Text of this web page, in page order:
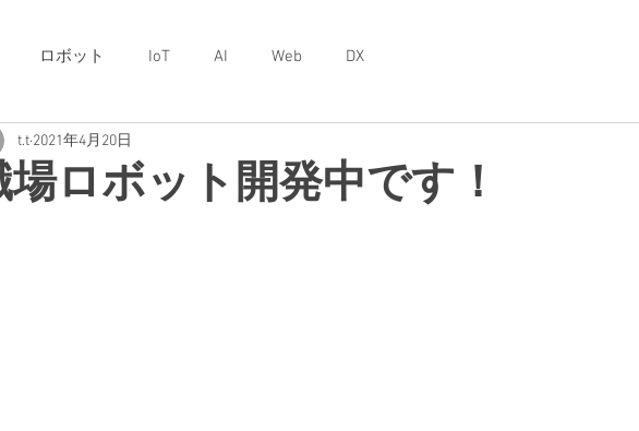
ロボット IoT AI Web DX
場ロボット開発中です！
t.t 2021年4月20日